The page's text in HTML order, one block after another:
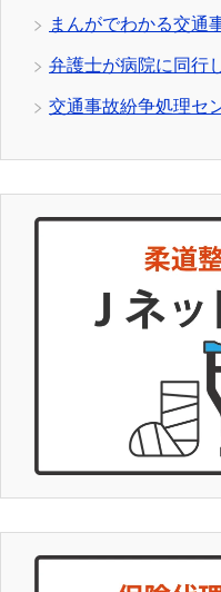
まんがでわかる交通
弁護士が病院に同行
交通事故紛争処理セ